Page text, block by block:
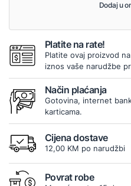
Dodaj u
Platite na rate!
Platite ovaj proizvod
iznos vaše narudžbe
Način plaćanja
Gotovina, internet
karticama.
Cijena dostave
12,00 KM po narudžbi
Povrat robe